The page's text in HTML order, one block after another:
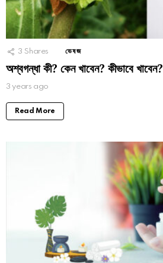
3 Shares ভেষজ
অশ্বগন্ধা কী? কেন খাবেন? কীভাবে খাবেন?
3 years ago
Read More